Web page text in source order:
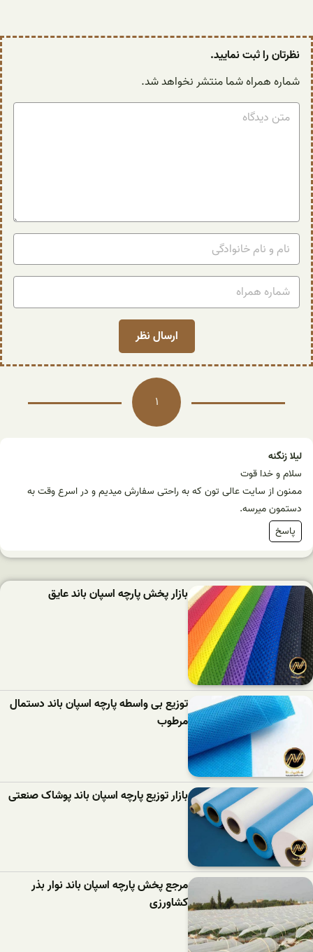
1
لیلا زنگنه
سلام و خدا قوت
ممنون از سایت عالی تون که به راحتی سفارش میدیم و در اسرع وقت به
دستمون میرسه.
پاسخ
نظرتان را ثبت نمایید.
شماره همراه شما منتشر نخواهد شد.
بازار پخش پارچه اسپان باند عایق
توزیع بی واسطه پارچه اسپان باند دستمال
مرطوب
بازار توزیع پارچه اسپان باند پوشاک صنعتی
مرجع پخش پارچه اسپان باند نوار بذر
کشاورزی